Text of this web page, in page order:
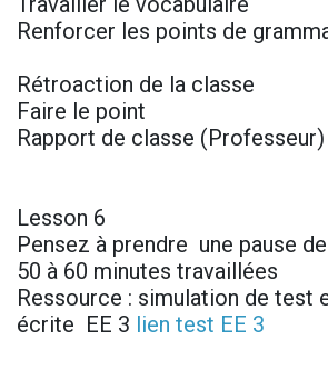
Renforcer les points de
Rétroaction de la classe
Faire le point
Rapport de classe (Professeur)
Lesson 6
Pensez à prendre une pause
50 à 60 minutes travaillées
Ressource : simulation de test
écrite EE 3 lien test EE 3